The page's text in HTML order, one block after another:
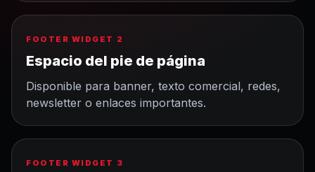
FOOTER WIDGET 2
Espacio del pie de página
Disponible para banner, texto comercial, redes,
newsletter o enlaces importantes.
FOOTER WIDGET 3